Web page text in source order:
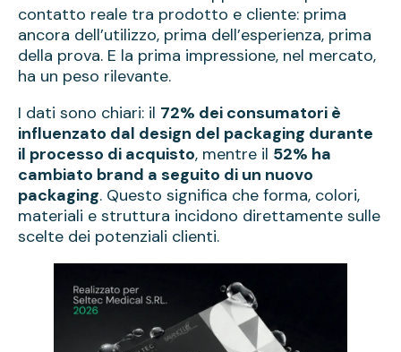
contatto reale tra prodotto e cliente: prima
ancora dell’utilizzo, prima dell’esperienza, prima
della prova. E la prima impressione, nel mercato,
ha un peso rilevante.
I dati sono chiari: il 72% dei consumatori è
influenzato dal design del packaging durante
il processo di acquisto, mentre il 52% ha
cambiato brand a seguito di un nuovo
packaging. Questo significa che forma, colori,
materiali e struttura incidono direttamente sulle
scelte dei potenziali clienti.